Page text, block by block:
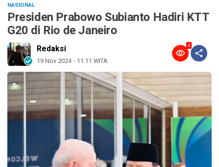
NASIONAL
Presiden Prabowo Subianto Hadiri KTT
G20 di Rio de Janeiro
Redaksi
19 Nov 2024 - 11:11 WITA
4